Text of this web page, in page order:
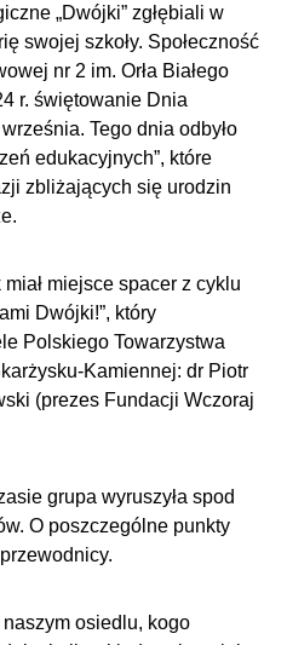
„Dwójki” zgłębiali w
swojej szkoły. Społeczność
nr 2 im. Orła Białego
r. świętowanie Dnia
Tego dnia odbyło
edukacyjnych”, które
zbliżających się urodzin
miejsce spacer z cyklu
Dwójki!”, który
Polskiego Towarzystwa
Kamiennej: dr Piotr
(prezes Fundacji Wczoraj
grupa wyruszyła spod
O poszczególne punkty
naszym osiedlu, kogo